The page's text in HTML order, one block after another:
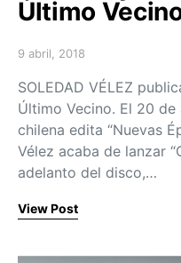
Último
Posted on
9 abril, 2018
SOLEDAD VÉLEZ
Último Vecino. El 20
chilena edita “Nuevas
Vélez acaba de lanzar
adelanto del disco,…
View Post